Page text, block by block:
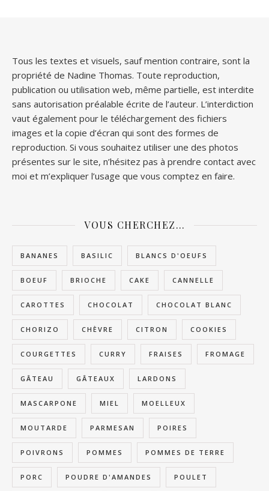
Tous les textes et visuels, sauf mention contraire, sont la
propriété de Nadine Thomas. Toute reproduction,
publication ou utilisation web, même partielle, est interdite
sans autorisation préalable écrite de l’auteur. L’interdiction
vaut également pour le téléchargement des fichiers
images et la copie d’écran qui sont des formes de
reproduction. Si vous souhaitez utiliser une des photos
présentes sur le site, n’hésitez pas à prendre contact avec
moi et m’expliquer l’usage que vous comptez en faire.
VOUS CHERCHEZ…
BANANES BASILIC BLANCS D'OEUFS
BOEUF BRIOCHE CAKE CANNELLE
CAROTTES CHOCOLAT CHOCOLAT BLANC
CHORIZO CHÈVRE CITRON COOKIES
COURGETTES CURRY FRAISES FROMAGE
GÂTEAU GÂTEAUX LARDONS
MASCARPONE MIEL MOELLEUX
MOUTARDE PARMESAN POIRES
POIVRONS POMMES POMMES DE TERRE
PORC POUDRE D'AMANDES POULET